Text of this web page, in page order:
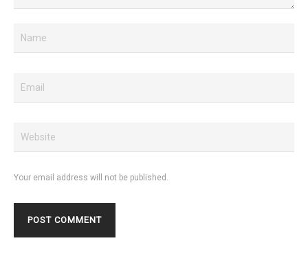
Your email address will not be published.